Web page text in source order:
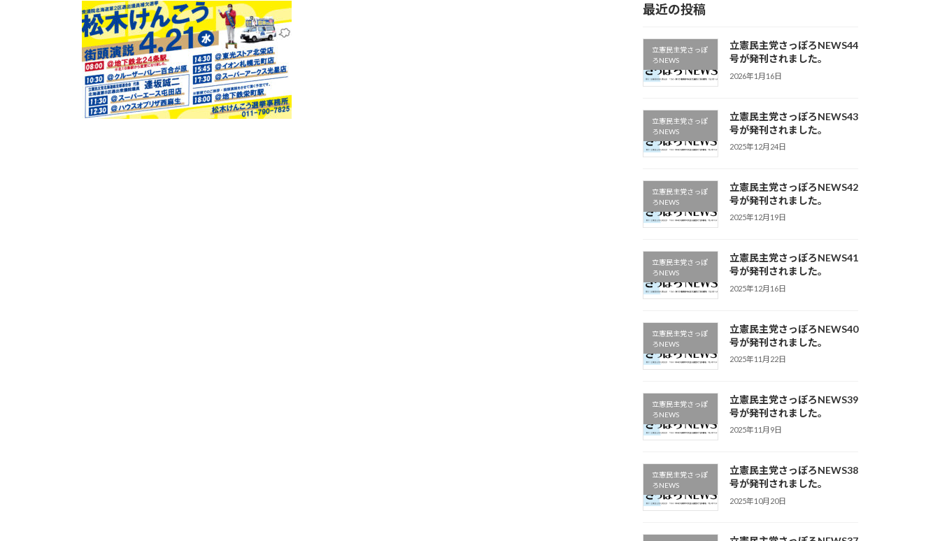
最近の投稿
立憲民主党さっぽ
ろNEWS
立憲民主党さっぽろNEWS44
号が発刊されました。
2026年1月16日
立憲民主党さっぽ
ろNEWS
立憲民主党さっぽろNEWS43
号が発刊されました。
2025年12月24日
立憲民主党さっぽ
ろNEWS
立憲民主党さっぽろNEWS42
号が発刊されました。
2025年12月19日
立憲民主党さっぽ
ろNEWS
立憲民主党さっぽろNEWS41
号が発刊されました。
2025年12月16日
立憲民主党さっぽ
ろNEWS
立憲民主党さっぽろNEWS40
号が発刊されました。
2025年11月22日
立憲民主党さっぽ
ろNEWS
立憲民主党さっぽろNEWS39
号が発刊されました。
2025年11月9日
立憲民主党さっぽ
ろNEWS
立憲民主党さっぽろNEWS38
号が発刊されました。
2025年10月20日